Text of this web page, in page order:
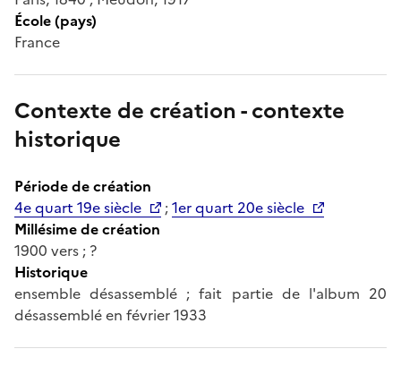
École (pays)
France
Contexte de création - contexte
historique
Période de création
4e quart 19e siècle
;1er quart 20e siècle
Millésime de création
1900 vers ; ?
Historique
ensemble désassemblé ; fait partie de l'album 20
désassemblé en février 1933